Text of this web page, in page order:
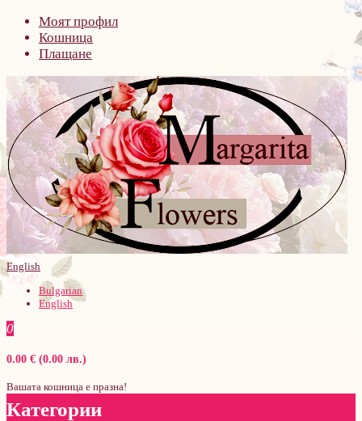
Моят профил
Кошница
Плащане
English
Bulgarian
English
0
0.00 € (0.00 лв.)
Вашата кошница е празна!
Категории